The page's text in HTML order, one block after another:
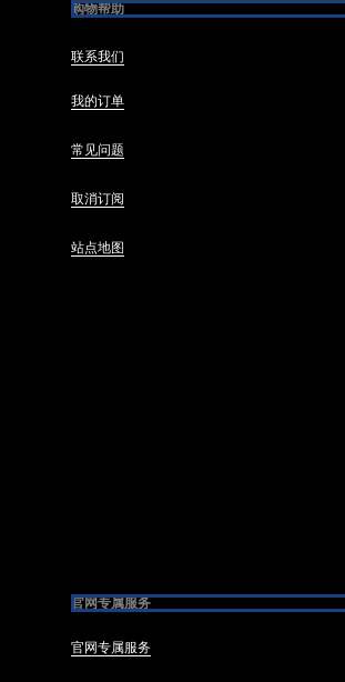
购物帮助
联系我们
我的订单
常见问题
取消订阅
站点地图
官网专属服务
官网专属服务